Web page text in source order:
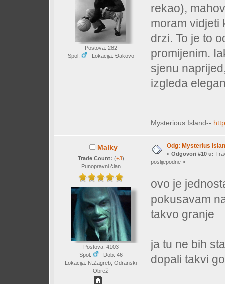
Postova: 282
Spol:
Lokacija: Đakovo
rekao),
moram vidjeti
drzi. To je to
promijenim.
sjenu
izgleda
Mysterious Island--
Malky
Trade Count: (+3)
Punopravni član
Postova: 4103
Spol:
Dob: 46
Lokacija: N.Zagreb, Odranski
Obrež
Odg: Mysterius
« Odgovori #10 u:
poslijepodne »
ovo je
pokusavam
takvo granje
ja tu ne bih
dopali takvi